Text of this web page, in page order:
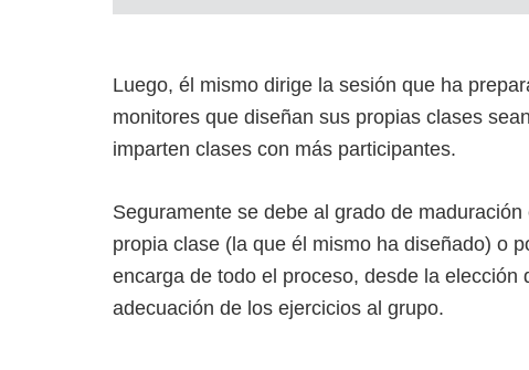
Luego, él mismo dirige la sesión que ha
monitores que diseñan sus propias clases
imparten clases con más participantes.
Seguramente se debe al grado de
propia clase (la que él mismo ha diseñado) o
encarga de todo el proceso, desde la elección
adecuación de los ejercicios al grupo.